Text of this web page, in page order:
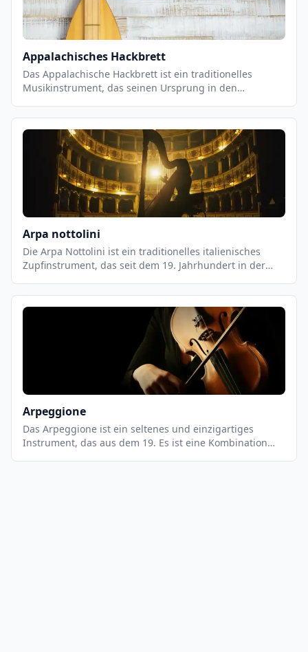
Appalachisches Hackbrett
Das Appalachische Hackbrett ist ein traditionelles
Musikinstrument, das seinen Ursprung in den
einem Holzbrett mit einer Reihe von Saiten besteht, die
über eine Reihe von Stiften an der Unterseite des Bretts
befestigt sind. Es wird mit einem Bogen gespielt, der
über die Saiten gestrichen wird, um einen einzigartigen
Klang zu erzeugen. Das Hackbrett ist ein wichtiger
Bestandteil der traditionellen Appalachenmusik und
wird häufig in Bluegrass- und Country-Musik verwendet.
Arpa nottolini
Die Arpa Nottolini ist ein traditionelles italienisches
Zupfinstrument, das seit dem 19. Jahrhundert in der
Es ist eine Variante der Harfe, die aus einem
Holzrahmen, einer Saitenleiste und einer Reihe von
gezupft, um einen einzigartigen, melodischen Klang zu
Arpeggione
Das Arpeggione ist ein seltenes und einzigartiges
Instrument, das aus dem 19. Es ist eine Kombination